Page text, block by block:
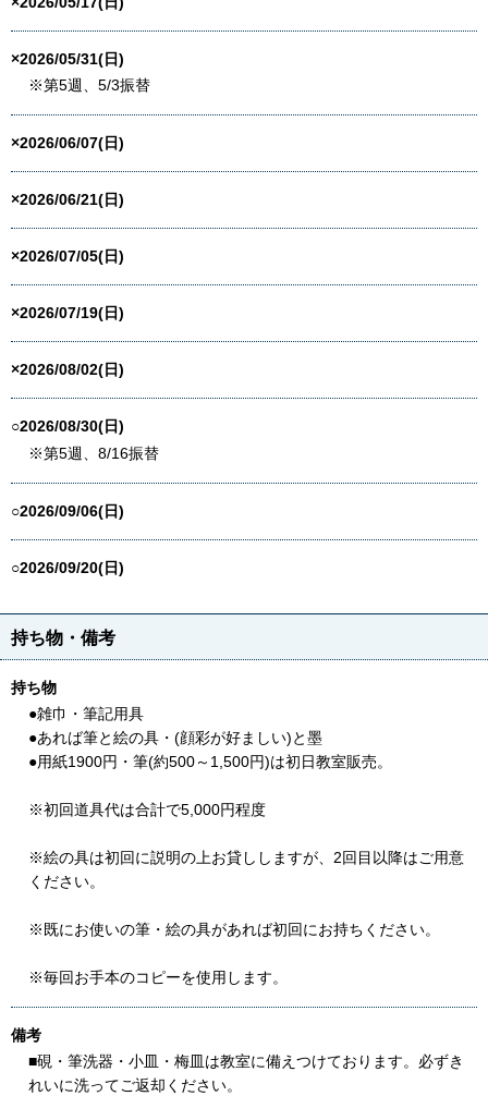
×2026/05/31(日)
※第5週、5/3振替
×2026/06/07(日)
×2026/06/21(日)
×2026/07/05(日)
×2026/07/19(日)
×2026/08/02(日)
○2026/08/30(日)
※第5週、8/16振替
○2026/09/06(日)
○2026/09/20(日)
持ち物・備考
持ち物
●雑巾・筆記用具
●あれば筆と絵の具・(顔彩が好ましい)と墨
●用紙1900円・筆(約500～1,500円)は初日教室販売。
※初回道具代は合計で5,000円程度
※絵の具は初回に説明の上お貸ししますが、2回目以降はご用意
ください。
※既にお使いの筆・絵の具があれば初回にお持ちください。
※毎回お手本のコピーを使用します。
備考
■硯・筆洗器・小皿・梅皿は教室に備えつけております。必ずき
れいに洗ってご返却ください。